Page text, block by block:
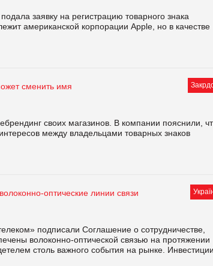
заявку на регистрацию товарного знака
американской корпорации Apple, но в качестве
сменить имя
своих магазинов. В компании пояснили,
между владельцами товарных знаков
оптические линии связи
подписали Соглашение о сотрудничестве,
волоконно-оптической связью на протяжении
столь важного события на рынке.